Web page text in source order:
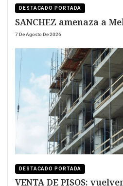
DESTACADO PORTADA
SANCHEZ amenaza a
7 De Agosto De 2026
DESTACADO PORTADA
VENTA DE PISOS: